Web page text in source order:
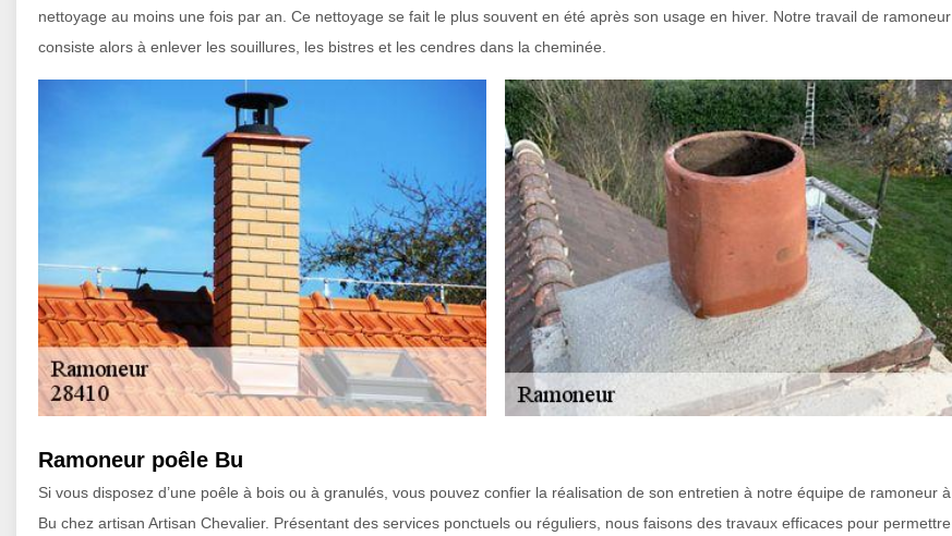
nettoyage au moins une fois par an. Ce nettoyage se fait le plus souvent en été après son usage en hiver. Notre travail de ramoneur
consiste alors à enlever les souillures, les bistres et les cendres dans la cheminée.
Ramoneur poêle Bu
Si vous disposez d’une poêle à bois ou à granulés, vous pouvez confier la réalisation de son entretien à notre équipe de ramoneur à
Bu chez artisan Artisan Chevalier. Présentant des services ponctuels ou réguliers, nous faisons des travaux efficaces pour permettre